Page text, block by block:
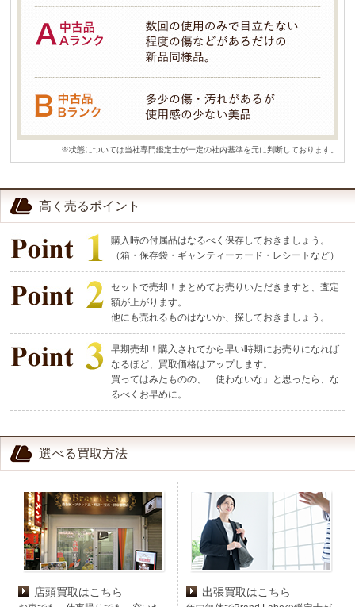
※状態については当社専門鑑定士が一定の社内基準を元に判断しております。
高く売るポイント
購入時の付属品はなるべく保存しておきましょう。
（箱・保存袋・ギャンティーカード・レシートなど）
セットで売却！まとめてお売りいただきますと、査定
額が上がります。
他にも売れるものはないか、探しておきましょう。
早期売却！購入されてから早い時期にお売りになれば
なるほど、買取価格はアップします。
買ってはみたものの、「使わないな」と思ったら、な
るべくお早めに。
選べる買取方法
店頭買取はこちら 出張買取はこちら